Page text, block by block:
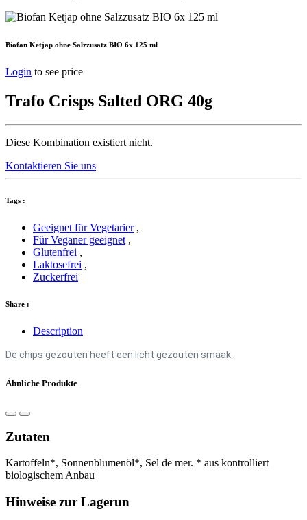
Biofan Ketjap ohne Salzzusatz BIO 6x 125 ml
Login to see price
Trafo Crisps Salted ORG 40g
Diese Kombination existiert nicht.
Kontaktieren Sie uns
Tags :
Geeignet für Vegetarier,
Für Veganer geeignet ,
Glutenfrei ,
Laktosefrei ,
Zuckerfrei
Share :
Description
De chips gezouten heeft een licht gezouten smaak.
Ähnliche Produkte
Zutaten
Kartoffeln*, Sonnenblumenöl*, Sel de mer. * aus kontrolliert
biologischem Anbau
Hinweise zur Lagerun